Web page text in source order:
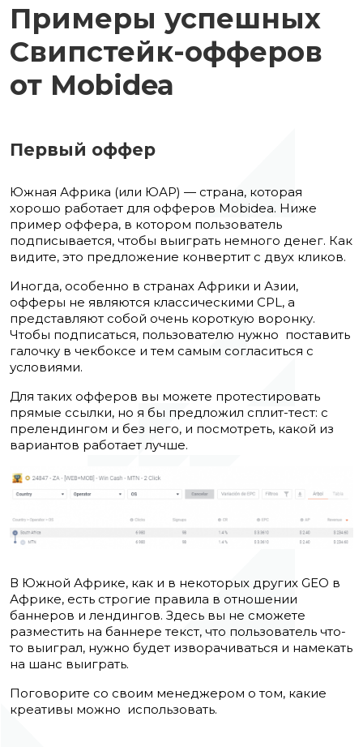
Примеры успешных
Свипстейк-офферов
от Mobidea
Первый оффер
Южная Африка (или ЮАР) — страна, которая
хорошо работает для офферов Mobidea. Ниже
пример оффера, в котором пользователь
подписывается, чтобы выиграть немного денег. Как
видите, это предложение конвертит с двух кликов.
Иногда, особенно в странах Африки и Азии,
офферы не являются классическими CPL, а
представляют собой очень короткую воронку.
Чтобы подписаться, пользователю нужно поставить
галочку в чекбоксе и тем самым согласиться с
условиями.
Для таких офферов вы можете протестировать
прямые ссылки, но я бы предложил сплит-тест: с
прелендингом и без него, и посмотреть, какой из
вариантов работает лучше.
В Южной Африке, как и в некоторых других GEO в
Африке, есть строгие правила в отношении
баннеров и лендингов. Здесь вы не сможете
разместить на баннере текст, что пользователь что-
то выиграл, нужно будет изворачиваться и намекать
на шанс выиграть.
Поговорите со своим менеджером о том, какие
креативы можно использовать.